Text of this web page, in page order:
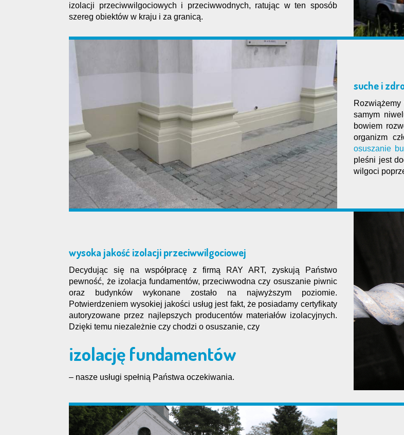
izolacji przeciwwilgociowych i przeciwwodnych, ratując w ten sposób
szereg obiektów w kraju i za granicą.
suche i
samym
bowiem
organizm
osuszanie
pleśni jest
wilgoci
wysoka jakość izolacji przeciwwilgociowej
Decydując się na współpracę z firmą RAY ART, zyskują Państwo
pewność, że izolacja fundamentów, przeciwwodna czy osuszanie piwnic
oraz budynków wykonane zostało na najwyższym poziomie.
Potwierdzeniem wysokiej jakości usług jest fakt, że posiadamy certyfikaty
autoryzowane przez najlepszych producentów materiałów izolacyjnych.
Dzięki temu niezależnie czy chodzi o osuszanie, czy
izolację fundamentów
– nasze usługi spełnią Państwa oczekiwania.